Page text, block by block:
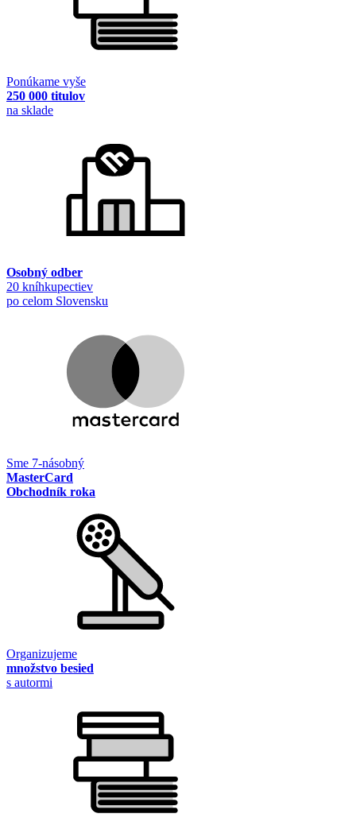
Ponúkame vyše
250 000 titulov
na sklade
Osobný odber
20 kníhkupectiev
po celom Slovensku
Sme 7-násobný
MasterCard
Obchodník roka
Organizujeme
množstvo besied
s autormi